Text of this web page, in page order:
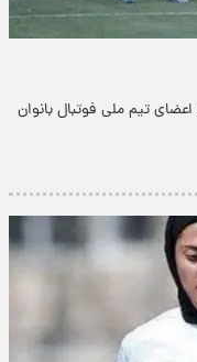
تیم ملی فوتبال بانوان